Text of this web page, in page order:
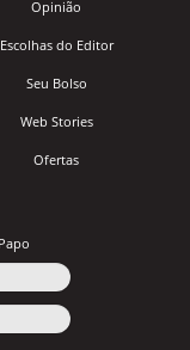
Opinião
Escolhas do Editor
Seu Bolso
Web Stories
Ofertas